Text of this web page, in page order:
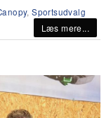
,Sportsudvalg
Læs mere...